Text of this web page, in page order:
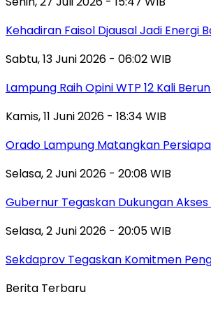
Kehadiran Faisol Djausal Jadi Energi
Sabtu, 13 Juni 2026 - 06:02 WIB
Lampung Raih Opini WTP 12 Kali
Kamis, 11 Juni 2026 - 18:34 WIB
Orado Lampung Matangkan
Selasa, 2 Juni 2026 - 20:08 WIB
Gubernur Tegaskan Dukungan
Selasa, 2 Juni 2026 - 20:05 WIB
Sekdaprov Tegaskan Komitmen
Berita Terbaru